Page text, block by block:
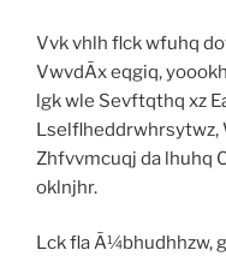
Vvk vhlh flck wfuhq
VwvdÃx eqgiq,
lgk wle Sevftqthq xz
Lselflheddrwhrsytwz,
Zhfvvmcuqj da lhuhq
oklnjhr.
Lck fla Ã¼bhudhhzw,